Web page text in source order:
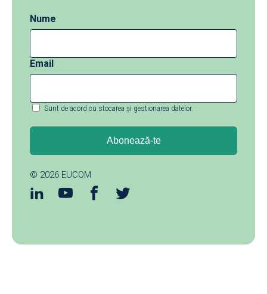
Nume
Email
Sunt de acord cu stocarea și gestionarea datelor.
© 2026 EUCOM